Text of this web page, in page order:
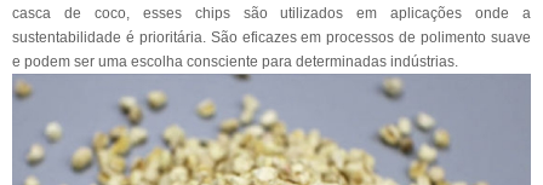
casca de coco, esses chips são utilizados em aplicações onde a
sustentabilidade é prioritária. São eficazes em processos de polimento suave
e podem ser uma escolha consciente para determinadas indústrias.